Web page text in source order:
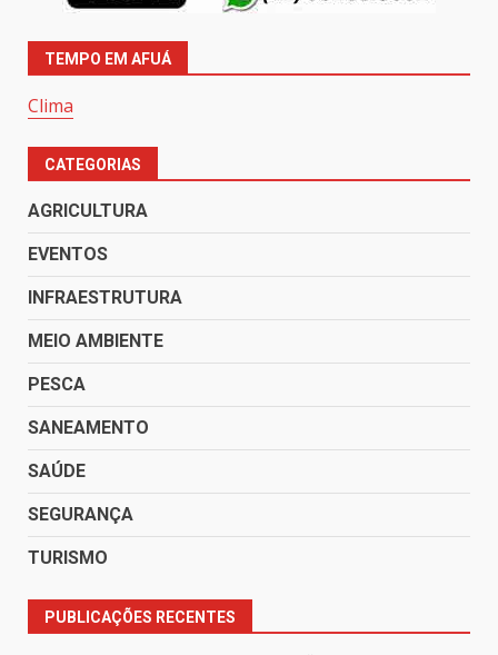
TEMPO EM AFUÁ
Clima
CATEGORIAS
AGRICULTURA
EVENTOS
INFRAESTRUTURA
MEIO AMBIENTE
PESCA
SANEAMENTO
SAÚDE
SEGURANÇA
TURISMO
PUBLICAÇÕES RECENTES